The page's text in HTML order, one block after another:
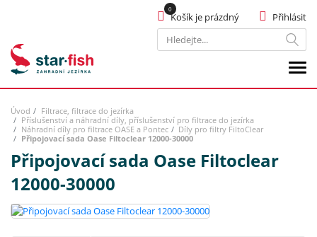
Hledat
Přihlásit
Košík je prázdný
Úvod
Filtrace, filtrace do jezírka
Příslušenství a náhradní díly, příslušenství pro filtrace do jezírka
Náhradní díly pro filtrace OASE a Pontec
Díly pro filtry FiltoClear
Připojovací sada Oase Filtoclear 12000-30000
Připojovací sada Oase Filtoclear
12000-30000